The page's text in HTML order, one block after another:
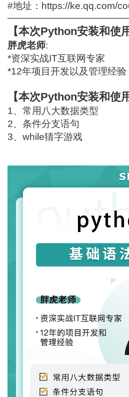
#地址： https://ke.qq.com/
【本次Python安装和使
胖虎老师:
*资深实战IT互联网专家
*12年项目开发以及管理经验
【本次Python安装和使
1、常用八大数据类型
2、条件分支语句
3、while猜字游戏